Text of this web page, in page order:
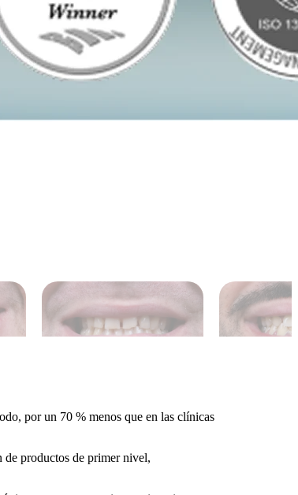
por un 70 % menos que en las clínicas
de productos de primer nivel,